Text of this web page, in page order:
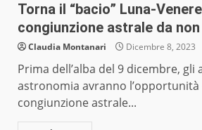
Torna il “bacio” Luna-
congiunzione astrale da
Claudia Montanari Dicembre 8, 2023
Prima dell’alba del 9 dicembre, gli
astronomia avranno l’opportunità
congiunzione astrale...